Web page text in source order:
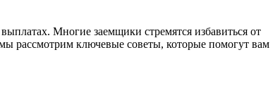
Многие заемщики стремятся избавиться от
рассмотрим ключевые советы, которые помогут вам